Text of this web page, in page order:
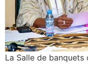
La Salle de